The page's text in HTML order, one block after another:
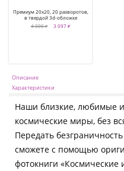
Премиум 20x20, 20 разворотов,
в твердой 3d-обложке
4 000 ₽
3 097 ₽
Описание
Характеристики
Наши близкие, любимые
космические миры, без
Передать
сможете с помощью
фотокниги «Космические